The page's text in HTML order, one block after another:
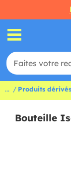
... Produits
Bouteille